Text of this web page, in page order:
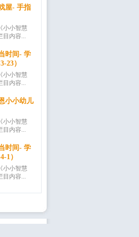
屋- 手指
小小智慧
目内容...
时间- 学
23）
小小智慧
目内容...
小小幼儿
小小智慧
目内容...
时间- 学
1）
小小智慧
目内容...